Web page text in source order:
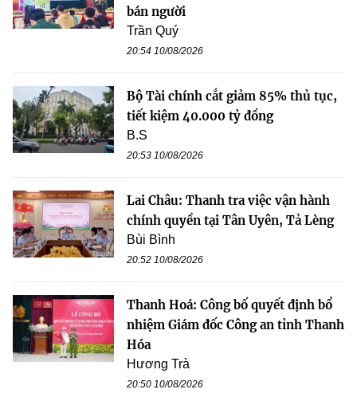
bán người
Trần Quý
20:54 10/08/2026
Bộ Tài chính cắt giảm 85% thủ tục,
tiết kiệm 40.000 tỷ đồng
B.S
20:53 10/08/2026
Lai Châu: Thanh tra việc vận hành
chính quyền tại Tân Uyên, Tả Lèng
Bùi Bình
20:52 10/08/2026
Thanh Hoá: Công bố quyết định bổ
nhiệm Giám đốc Công an tỉnh Thanh
Hóa
Hương Trà
20:50 10/08/2026